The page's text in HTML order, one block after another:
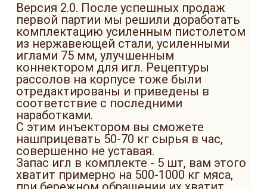
Версия 2.0. После успешных продаж
первой партии мы решили доработать
комплектацию усиленным пистолетом
из нержавеющей стали, усиленными
иглами 75 мм, улучшенным
коннектором для игл. Рецептуры
рассолов на корпусе тоже были
отредактированы и приведены в
соответствие с последними
наработками.
С этим инъектором вы сможете
нашприцевать 50-70 кг сырья в час,
совершенно не уставая.
Запас игл в комплекте - 5 шт, вам этого
хватит примерно на 500-1000 кг мяса,